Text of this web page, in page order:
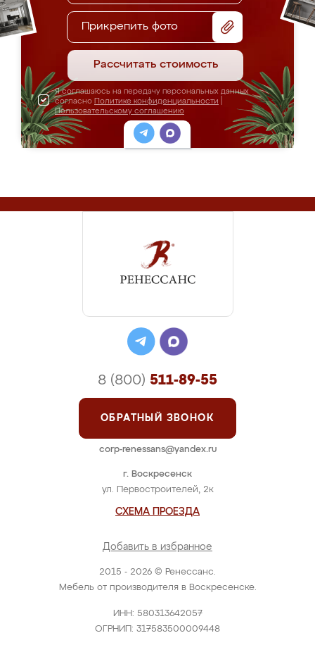
Прикрепить фото
Рассчитать стоимость
Я соглашаюсь на передачу персональных данных
согласно Политике конфиденциальности
Пользовательскому соглашению
2015 - 2026 © Ренессанс.
Мебель от производителя в Воскресенске.
ИНН: 580313642057
ОГРНИП: 317583500009448
г. Воскресенск
ул. Первостроителей, 2к
СХЕМА ПРОЕЗДА
Добавить в избранное
8 (800) 511-89-55
ОБРАТНЫЙ ЗВОНОК
corp-renessans@yandex.ru